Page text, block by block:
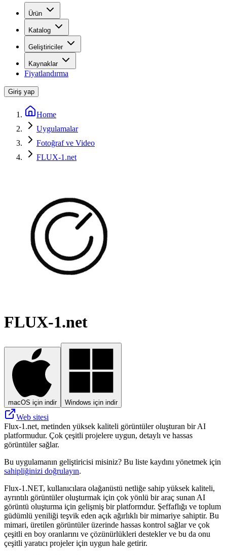
Ürün
Katalog
Geliştiriciler
Kaynaklar
Fiyatlandırma
Giriş yap
Home
Uygulamalar
Fotoğraf ve Video
FLUX-1.net
FLUX-1.net
macOS için indir Windows için indir
Web sitesi
Flux-1.net, metinden yüksek kaliteli görüntüler oluşturan bir AI
platformudur. Çok çeşitli projelere uygun, detaylı ve hassas
görüntüler sağlar.
Bu uygulamanın geliştiricisi misiniz? Bu liste kaydını yönetmek için
sahipliğinizi doğrulayın.
Flux-1.NET, kullanıcılara olağanüstü netliğe sahip yüksek kaliteli,
ayrıntılı görüntüler oluşturmak için çok yönlü bir araç sunan AI
görüntü oluşturma için gelişmiş bir platformdur. Şeffaflığı ve toplum
güdümlü yeniliği teşvik eden açık ağırlıklı bir mimariye sahiptir. Bu
mimari, üretilen görüntüler üzerinde hassas kontrol sağlar ve çok
çeşitli en boy oranlarını ve çözünürlükleri destekler ve bu da onu
çeşitli yaratıcı projeler için uygun hale getirir.